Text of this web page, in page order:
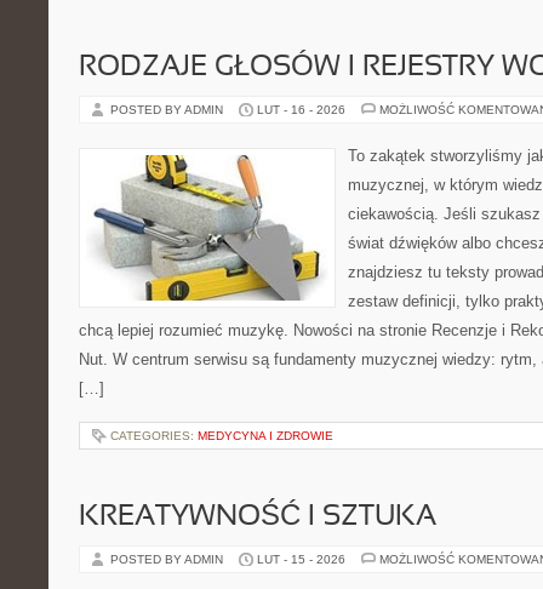
RODZAJE GŁOSÓW I REJESTRY
POSTED BY ADMIN LUT - 16 - 2026 MOŻLIWOŚĆ
To zakątek stworzyliśmy
muzycznej, w którym
ciekawością. Jeśli
świat dźwięków albo
znajdziesz tu teksty
zestaw definicji, tylko
chcą lepiej rozumieć muzykę. Nowości na stronie Recenzje i
Nut. W centrum serwisu są fundamenty muzycznej wiedzy:
[…]
CATEGORIES: MEDYCYNA I ZDROWIE
KREATYWNOŚĆ I SZTUKA
POSTED BY ADMIN LUT - 15 - 2026 MOŻLIWOŚĆ